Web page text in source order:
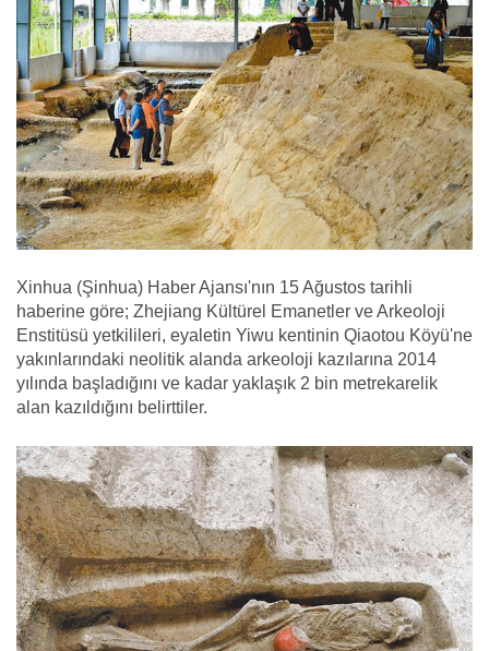
Xinhua (Şinhua) Haber Ajansı'nın 15 Ağustos tarihli
haberine göre; Zhejiang Kültürel Emanetler ve Arkeoloji
Enstitüsü yetkilileri, eyaletin Yiwu kentinin Qiaotou Köyü'ne
yakınlarındaki neolitik alanda arkeoloji kazılarına 2014
yılında başladığını ve kadar yaklaşık 2 bin metrekarelik
alan kazıldığını belirttiler.